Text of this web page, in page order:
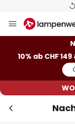
Inhalt
10% ab CHF